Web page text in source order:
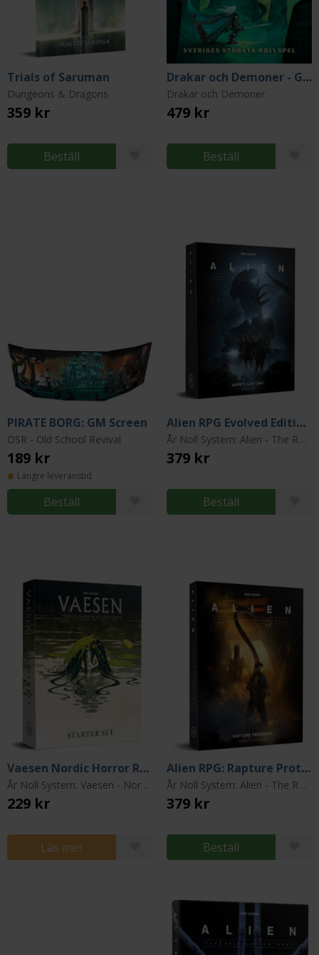
Trials of Saruman
Dungeons & Dragons
359 kr
Beställ
Drakar och Demoner - Grundbox
Drakar och Demoner
479 kr
Beställ
PIRATE BORG: GM Screen
OSR - Old School Revival
189 kr
Längre leveranstid
Beställ
Alien RPG Evolved Edition Starter Set
År Noll System: Alien - The Roleplaying Game
379 kr
Beställ
Vaesen Nordic Horror RPG: Starter Box
År Noll System: Vaesen - Nordic Horror Roleplaying
229 kr
Läs mer
Alien RPG: Rapture Protocol
År Noll System: Alien - The Roleplaying Game
379 kr
Beställ